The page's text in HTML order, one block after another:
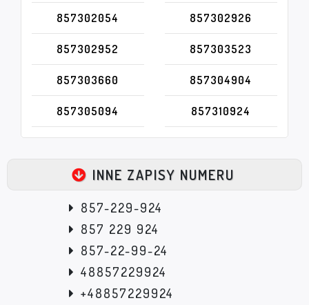
857302054 857302926
857302952 857303523
857303660 857304904
857305094 857310924
INNE ZAPISY NUMERU
857-229-924
857 229 924
857-22-99-24
48857229924
+48857229924